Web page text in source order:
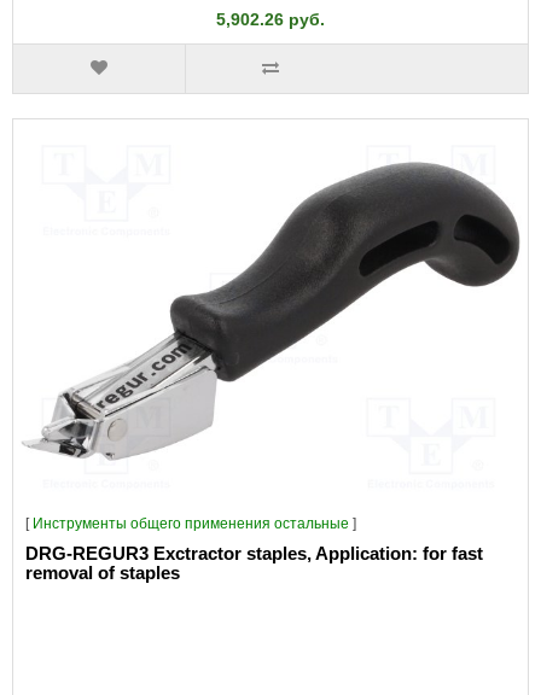
5,902.26 руб.
[ Инструменты общего применения остальные ]
DRG-REGUR3 Exctractor staples, Application: for fast
removal of staples